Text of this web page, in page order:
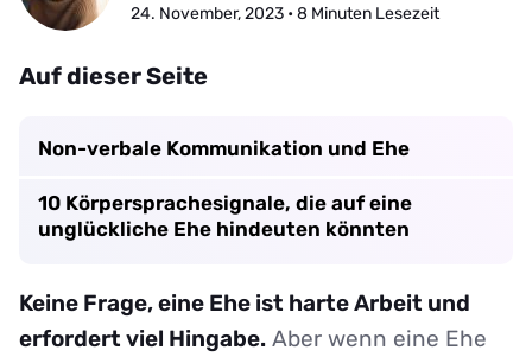
24. November, 2023 • 8 Minuten Lesezeit
Auf dieser Seite
Non-verbale Kommunikation und Ehe
10 Körpersprachesignale, die auf eine
unglückliche Ehe hindeuten könnten
Keine Frage, eine Ehe ist harte Arbeit und
erfordert viel Hingabe. Aber wenn eine Ehe